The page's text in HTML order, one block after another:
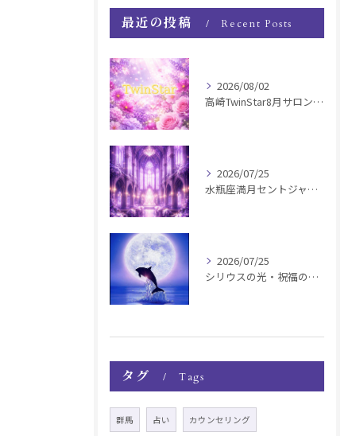
最近の投稿 Recent Posts
2026/08/02
高崎TwinStar8月サロンお知らせ
2026/07/25
水瓶座満月セントジャーメインGSVF遠隔お知らせ
2026/07/25
シリウスの光・祝福の波動チャージ遠隔お知らせ〜銀河新年〜
タグ Tags
群馬 占い カウンセリング